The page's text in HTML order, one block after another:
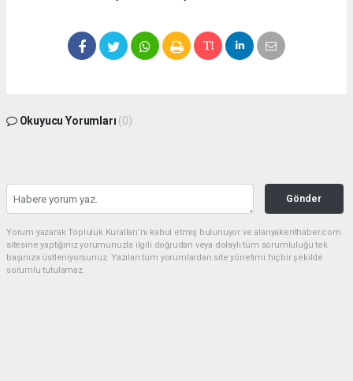
Okuyucu Yorumları (0)
Gönder
Yorum yazarak Topluluk Kuralları’nı kabul etmiş bulunuyor ve alanyakenthaber.com
sitesine yaptığınız yorumunuzla ilgili doğrudan veya dolaylı tüm sorumluluğu tek
başınıza üstleniyorsunuz. Yazılan tüm yorumlardan site yönetimi hiçbir şekilde
sorumlu tutulamaz.